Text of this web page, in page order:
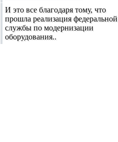
И это все благодаря тому, что
прошла реализация федеральной
службы по модернизации
оборудования..